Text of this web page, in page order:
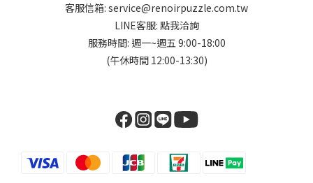
客服信箱: service@renoirpuzzle.com.tw
LINE客服: 點我洽詢
服務時間: 週一~週五 9:00-18:00
(午休時間 12:00-13:30)